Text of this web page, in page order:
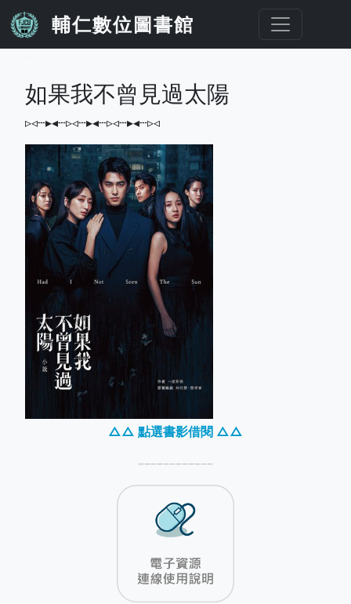
移至主內容
輔仁數位圖書館
如果我不曾見過太陽
▹◃┄▸◂┄▹◃┄▸◂┄▹◃┄▸◂┄▹◃
△△ 點選書影借閱 △△
––––––––––––